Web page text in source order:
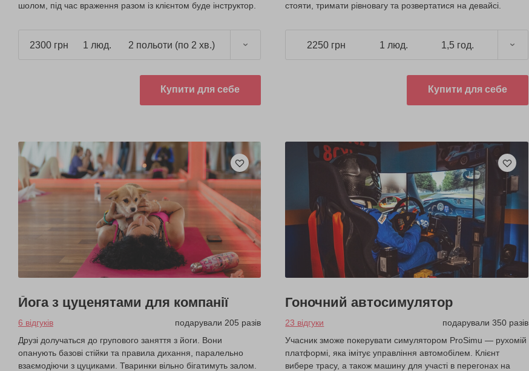
шолом, під час враження разом із клієнтом буде інструктор.
2300 грн 1 люд. 2 польоти (по 2 хв.)
Купити для себе
стояти, тримати рівновагу та розвертатися на девайсі.
2250 грн 1 люд. 1,5 год.
Купити для себе
Йога з цуценятами для компанії
6 відгуків
подарували 205 разів
Друзі долучаться до групового заняття з йоги. Вони
опанують базові стійки та правила дихання, паралельно
взаємодіючи з цуциками. Тваринки вільно бігатимуть залом.
Гоночний автосимулятор
23 відгуки
подарували 350 разів
Учасник зможе покерувати симулятором ProSimu — рухомій
платформі, яка імітує управління автомобілем. Клієнт
вибере трасу, а також машину для участі в перегонах на